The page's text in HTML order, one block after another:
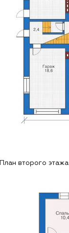
План второго этажа